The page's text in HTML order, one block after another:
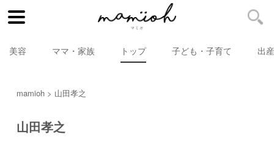
美容 ママ・家族 トップ 子ども・子育て 出
mamioh 山田孝之
山田孝之